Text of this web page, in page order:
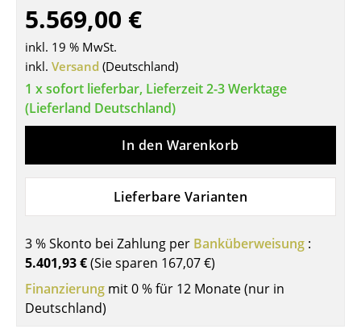
Couchtische
Schreibtische
Sekretäre & PC-Tische
Konferenztische
Stehtische & Stehpulte
Kindertische
Gartentische
Servierwagen
Einzelteile
... alle Tische
5.569,00 €
inkl. 19 % MwSt.
inkl. Versand (Deutschland)
1 x sofort lieferbar, Lieferzeit 2-3 Werktage
(Lieferland Deutschland)
In den Warenkorb
Lieferbare Varianten
3 % Skonto bei Zahlung per Banküberweisung :
5.401,93 €(Sie sparen 167,07 €)
Finanzierung mit 0 % für 12 Monate (nur in
Deutschland)